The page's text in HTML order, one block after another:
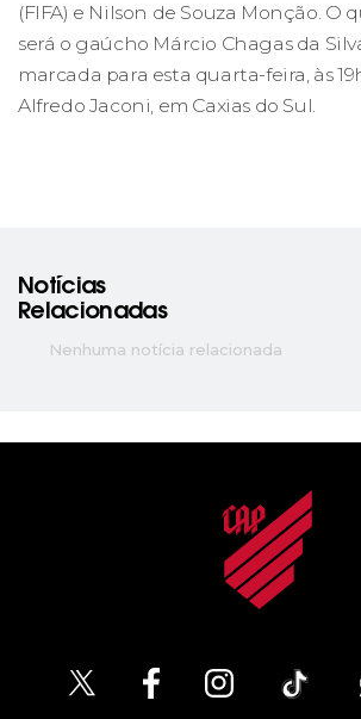
(FIFA) e Nilson de Souza Monção. O
será o gaúcho Márcio Chagas da
marcada para esta quarta-feira, às
Alfredo Jaconi, em Caxias do Sul.
Notícias
Relacionadas
Nenhuma notícia relacionada